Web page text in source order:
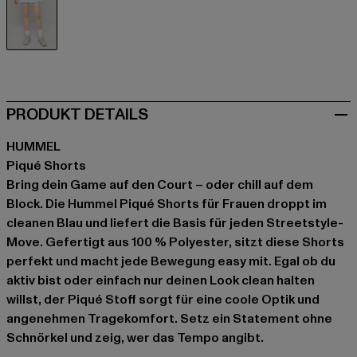
PRODUKT DETAILS
HUMMEL
Piqué Shorts
Bring dein Game auf den Court – oder chill auf dem
Block. Die Hummel Piqué Shorts für Frauen droppt im
cleanen Blau und liefert die Basis für jeden Streetstyle-
Move. Gefertigt aus 100 % Polyester, sitzt diese Shorts
perfekt und macht jede Bewegung easy mit. Egal ob du
aktiv bist oder einfach nur deinen Look clean halten
willst, der Piqué Stoff sorgt für eine coole Optik und
angenehmen Tragekomfort. Setz ein Statement ohne
Schnörkel und zeig, wer das Tempo angibt.